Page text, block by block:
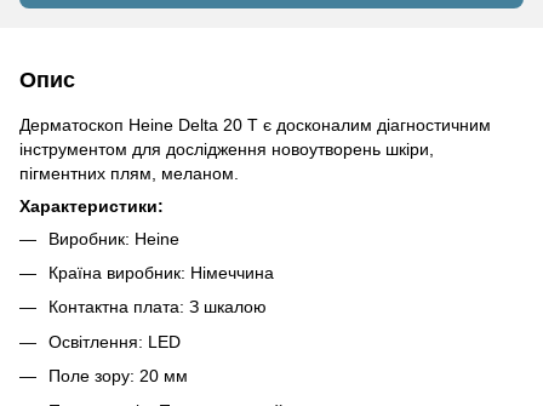
Опис
Дерматоскоп Heine Delta 20 Т є досконалим діагностичним
інструментом для дослідження новоутворень шкіри,
пігментних плям, меланом.
Характеристики:
Виробник: Heine
Країна виробник: Німеччина
Контактна плата: З шкалою
Освітлення: LED
Поле зору: 20 мм